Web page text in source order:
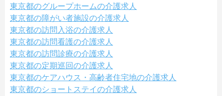
東京都のグループホームの介護求人
東京都の障がい者施設の介護求人
東京都の訪問入浴の介護求人
東京都の訪問看護の介護求人
東京都の訪問診療の介護求人
東京都の定期巡回の介護求人
東京都のケアハウス・高齢者住宅地の介護求人
東京都のショートステイの介護求人